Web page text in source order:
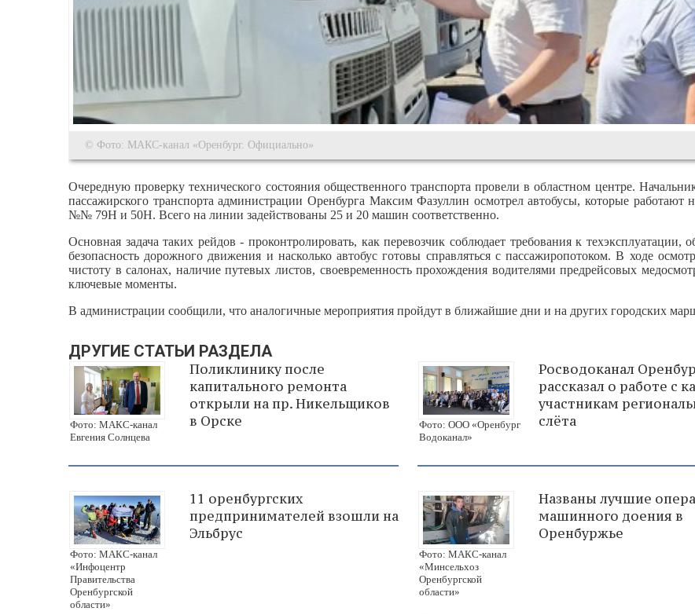
© Фото: МАКС-канал «Оренбург. Официально»
Очередную проверку технического состояния общественного транспорта провели в областном центре.
пассажирского транспорта администрации Оренбурга Максим Фазуллин осмотрел автобусы, которые работают
№№ 79Н и 50Н. Всего на линии задействованы 25 и 20 машин соответственно.
Основная задача таких рейдов - проконтролировать, как перевозчик соблюдает требования к техэксплуатации,
безопасность дорожного движения и насколько автобус готовы справляться с пассажиропотоком. В ходе
чистоту в салонах, наличие путевых листов, своевременность прохождения водителями предрейсовых
ключевые моменты.
В администрации сообщили, что аналогичные мероприятия пройдут в ближайшие дни и на других городских
ДРУГИЕ СТАТЬИ РАЗДЕЛА
Фото: МАКС-канал
Евгения Солнцева
Поликлинику после
капитального ремонта
открыли на пр. Никельщиков
в Орске
Фото: ООО «Оренбург
Водоканал»
Росводоканал
рассказал о работе с
участникам
слёта
Фото: МАКС-канал
«Инфоцентр
Правительства
Оренбургской
области»
11 оренбургских
предпринимателей взошли на
Эльбрус
Фото: МАКС-канал
«Минсельхоз
Оренбургской
области»
Названы лучшие
машинного доения в
Оренбуржье